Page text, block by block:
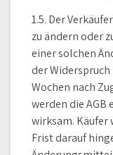
1.5. Der
zu ändern oder
einer solchen
der
Wochen nach
werden die AGB
wirksam. Käufer
Frist darauf